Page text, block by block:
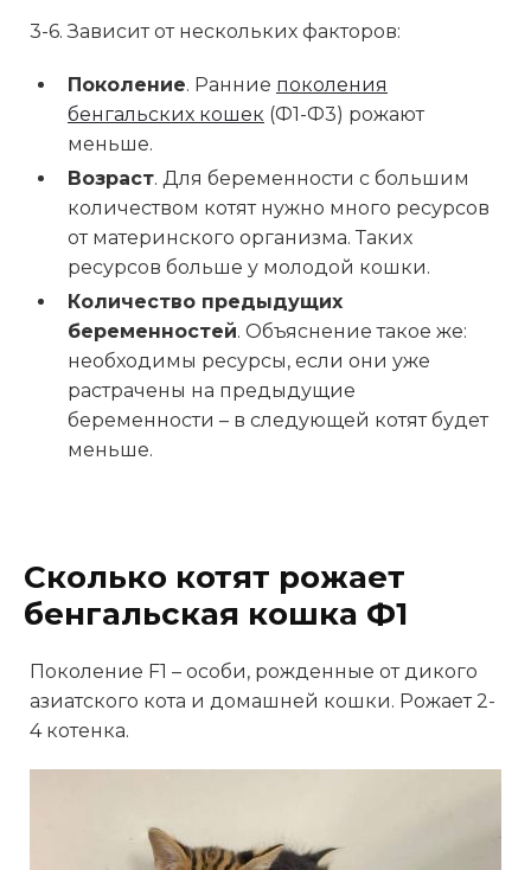
3-6. Зависит от нескольких факторов:
Поколение. Ранние поколения
бенгальских кошек (Ф1-Ф3) рожают
меньше.
Возраст. Для беременности с большим
количеством котят нужно много ресурсов
от материнского организма. Таких
ресурсов больше у молодой кошки.
Количество предыдущих
беременностей. Объяснение такое же:
необходимы ресурсы, если они уже
растрачены на предыдущие
беременности – в следующей котят будет
меньше.
Сколько котят рожает
бенгальская кошка Ф1
Поколение F1 – особи, рожденные от дикого
азиатского кота и домашней кошки. Рожает 2-
4 котенка.